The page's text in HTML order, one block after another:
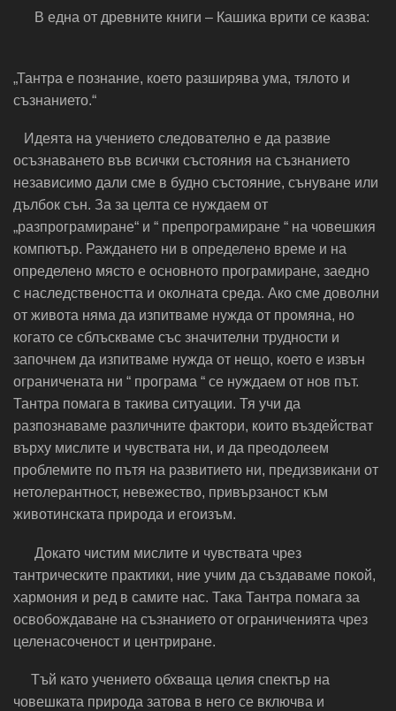
В една от древните книги – Кашика врити се казва:
„Тантра е познание, което разширява ума, тялото и
съзнанието.“
Идеята на учението следователно е да развие
осъзнаването във всички състояния на съзнанието
независимо дали сме в будно състояние, сънуване или
дълбок сън. За за целта се нуждаем от
„разпрограмиране“ и “ препрограмиране “ на човешкия
компютър. Раждането ни в определено време и на
определено място е основното програмиране, заедно
с наследствеността и околната среда. Ако сме доволни
от живота няма да изпитваме нужда от промяна, но
когато се сблъскваме със значителни трудности и
започнем да изпитваме нужда от нещо, което е извън
ограничената ни “ програма “ се нуждаем от нов път.
Тантра помага в такива ситуации. Тя учи да
разпознаваме различните фактори, които въздействат
върху мислите и чувствата ни, и да преодолеем
проблемите по пътя на развитието ни, предизвикани от
нетолерантност, невежество, привързаност към
животинската природа и егоизъм.
Докато чистим мислите и чувствата чрез
тантрическите практики, ние учим да създаваме покой,
хармония и ред в самите нас. Така Тантра помага за
освобождаване на съзнанието от ограниченията чрез
целенасоченост и центриране.
Тъй като учението обхваща целия спектър на
човешката природа затова в него се включва и